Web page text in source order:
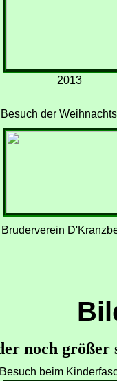
2013
Besuch der
Bruderverein
noch
Besuch beim